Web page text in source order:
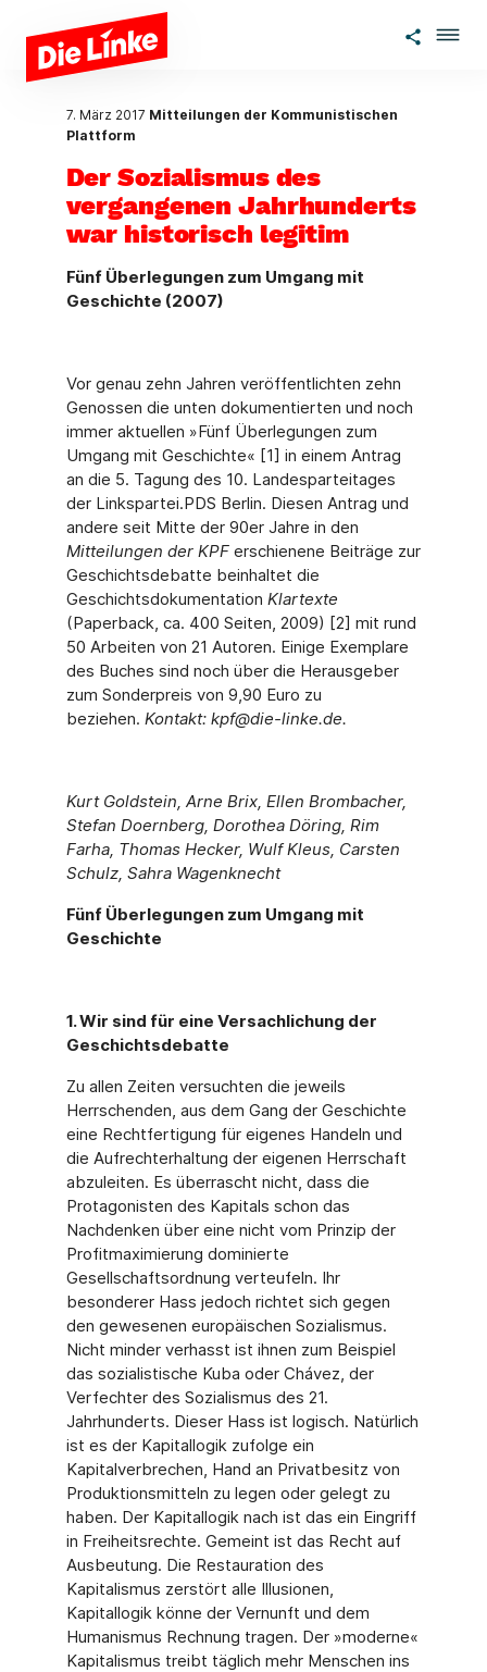
Zum Hauptinhalt springen
7. März 2017 Mitteilungen der Kommunistischen
Plattform
Der Sozialismus des
vergangenen Jahrhunderts
war historisch legitim
Fünf Überlegungen zum Umgang mit
Geschichte (2007)
Vor genau zehn Jahren veröffentlichten zehn
Genossen die unten dokumentierten und noch
immer aktuellen »Fünf Überlegungen zum
Umgang mit Geschichte« [1] in einem Antrag
an die 5. Tagung des 10. Landesparteitages
der Linkspartei.PDS Berlin. Diesen Antrag und
andere seit Mitte der 90er Jahre in den
Mitteilungen der KPFerschienene Beiträge zur
Geschichtsdebatte beinhaltet die
Geschichtsdokumentation Klartexte
(Paperback, ca. 400 Seiten, 2009) [2] mit rund
50 Arbeiten von 21 Autoren. Einige Exemplare
des Buches sind noch über die Herausgeber
zum Sonderpreis von 9,90 Euro zu
beziehen. Kontakt: kpf@die-linke.de.
Kurt Goldstein, Arne Brix, Ellen Brombacher,
Stefan Doernberg, Dorothea Döring, Rim
Farha, Thomas Hecker, Wulf Kleus, Carsten
Schulz, Sahra Wagenknecht
Fünf Überlegungen zum Umgang mit
Geschichte
1. Wir sind für eine Versachlichung der
Geschichtsdebatte
Zu allen Zeiten versuchten die jeweils
Herrschenden, aus dem Gang der Geschichte
eine Rechtfertigung für eigenes Handeln und
die Aufrechterhaltung der eigenen Herrschaft
abzuleiten. Es überrascht nicht, dass die
Protagonisten des Kapitals schon das
Nachdenken über eine nicht vom Prinzip der
Profitmaximierung dominierte
Gesellschaftsordnung verteufeln. Ihr
besonderer Hass jedoch richtet sich gegen
den gewesenen europäischen Sozialismus.
Nicht minder verhasst ist ihnen zum Beispiel
das sozialistische Kuba oder Chávez, der
Verfechter des Sozialismus des 21.
Jahrhunderts. Dieser Hass ist logisch. Natürlich
ist es der Kapitallogik zufolge ein
Kapitalverbrechen, Hand an Privatbesitz von
Produktionsmitteln zu legen oder gelegt zu
haben. Der Kapitallogik nach ist das ein Eingriff
in Freiheitsrechte. Gemeint ist das Recht auf
Ausbeutung. Die Restauration des
Kapitalismus zerstört alle Illusionen,
Kapitallogik könne der Vernunft und dem
Humanismus Rechnung tragen. Der »moderne«
Kapitalismus treibt täglich mehr Menschen ins